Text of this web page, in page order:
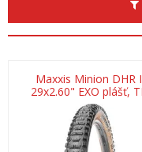
Maxxis Minion DHR
29x2.60" EXO plášť,
kevlar, skinwall